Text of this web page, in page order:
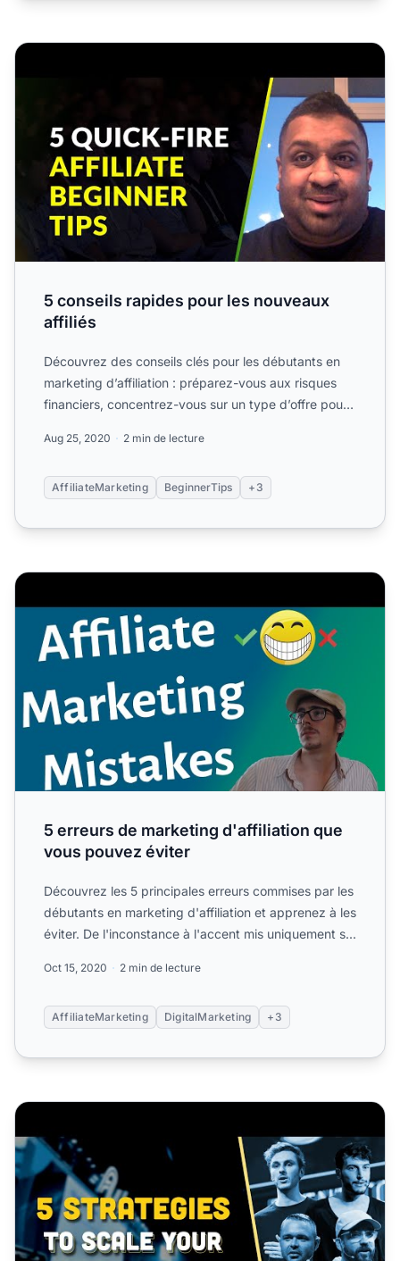
5 conseils rapides pour les nouveaux affiliés
5 conseils rapides pour les nouveaux
affiliés
Découvrez des conseils clés pour les débutants en
marketing d’affiliation : préparez-vous aux risques
financiers, concentrez-vous sur un type d’offre pour
Aug 25, 2020 2 min de lecture
AffiliateMarketing BeginnerTips +3
5 erreurs de marketing d'affiliation que vous pouvez
5 erreurs de marketing d'affiliation que
vous pouvez éviter
Découvrez les 5 principales erreurs commises par les
débutants en marketing d'affiliation et apprenez à les
éviter. De l'inconstance à l'accent mis uniquement s...
Oct 15, 2020 2 min de lecture
AffiliateMarketing DigitalMarketing +3
5 stratégies copier/coller pour faire évoluer vos